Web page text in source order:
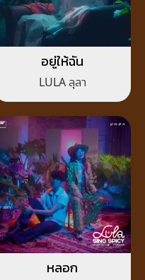
อยู่ให้ฉัน
LULA ลุลา
หลอก